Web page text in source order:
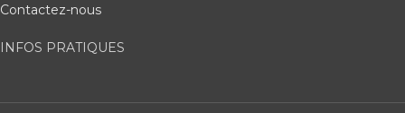
Contactez-nous
INFOS PRATIQUES